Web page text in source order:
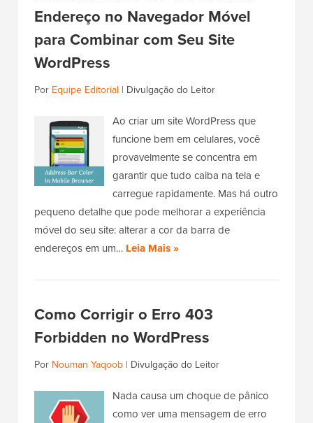
Endereço no Navegador Móvel
para Combinar com Seu Site
WordPress
Por Equipe Editorial | Divulgação do Leitor
Ao criar um site WordPress que
funcione bem em celulares, você
provavelmente se concentra em
garantir que tudo caiba na tela e
carregue rapidamente. Mas há outro
pequeno detalhe que pode melhorar a experiência
móvel do seu site: alterar a cor da barra de
endereços em um… Leia Mais »
Como Corrigir o Erro 403
Forbidden no WordPress
Por Nouman Yaqoob | Divulgação do Leitor
Nada causa um choque de pânico
como ver uma mensagem de erro